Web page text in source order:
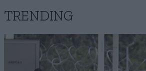
TRENDING